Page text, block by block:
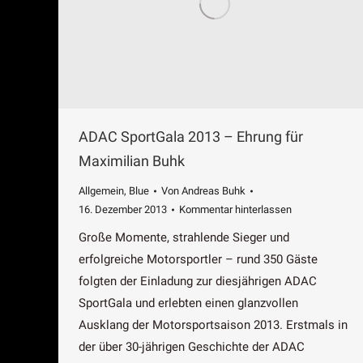
ADAC SportGala 2013 – Ehrung für
Maximilian Buhk
Allgemein, Blue Von Andreas Buhk
16. Dezember 2013
Kommentar hinterlassen
Große Momente, strahlende Sieger und
erfolgreiche Motorsportler – rund 350 Gäste
folgten der Einladung zur diesjährigen ADAC
SportGala und erlebten einen glanzvollen
Ausklang der Motorsportsaison 2013. Erstmals in
der über 30-jährigen Geschichte der ADAC